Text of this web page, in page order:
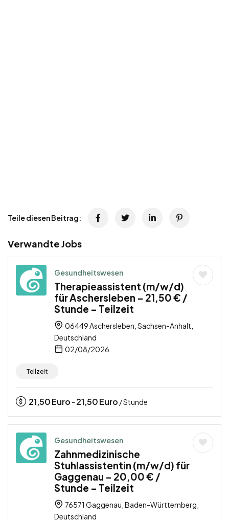
Teile diesen Beitrag:
Verwandte Jobs
Gesundheitswesen
Therapieassistent (m/w/d)
für Aschersleben – 21,50 € /
Stunde – Teilzeit
06449 Aschersleben, Sachsen-Anhalt,
Deutschland
02/08/2026
Teilzeit
21,50Euro - 21,50Euro / Stunde
Gesundheitswesen
Zahnmedizinische
Stuhlassistentin (m/w/d) für
Gaggenau – 20,00 € /
Stunde – Teilzeit
76571 Gaggenau, Baden-Württemberg,
Deutschland